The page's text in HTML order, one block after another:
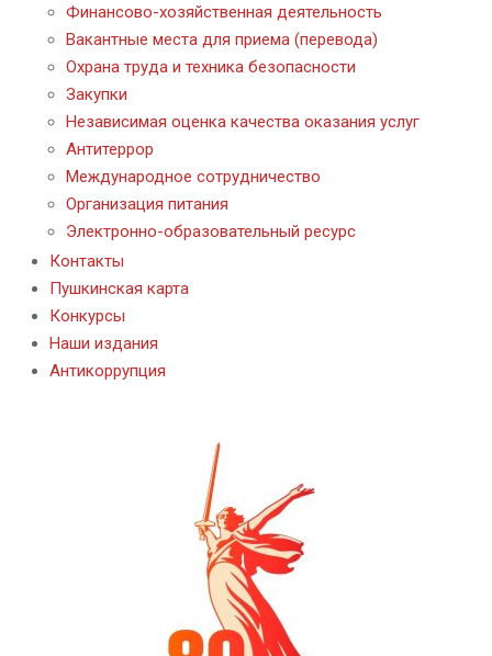
Финансово-хозяйственная деятельность
Вакантные места для приема (перевода)
Охрана труда и техника безопасности
Закупки
Независимая оценка качества оказания услуг
Антитеррор
Международное сотрудничество
Организация питания
Электронно-образовательный ресурс
Контакты
Пушкинская карта
Конкурсы
Наши издания
Антикоррупция